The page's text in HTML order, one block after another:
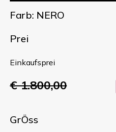
Farb: NERO
Prei
Einkaufsprei
€ 1.800,00
GrÖss